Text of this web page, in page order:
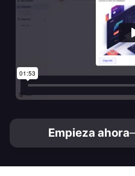
Empieza ahora